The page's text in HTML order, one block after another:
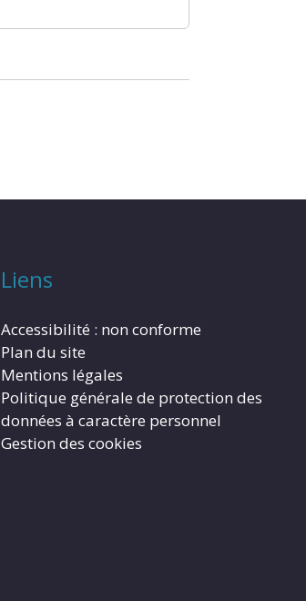
Liens
Accessibilité : non conforme
Plan du site
Mentions légales
Politique générale de protection des
données à caractère personnel
Gestion des cookies